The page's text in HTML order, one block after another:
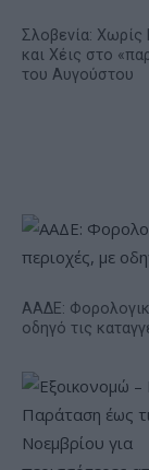
Σλοβενία: Χωρίς
και Χέις στο
του Αυγούστου
ΑΑΔΕ:
οδηγό τις